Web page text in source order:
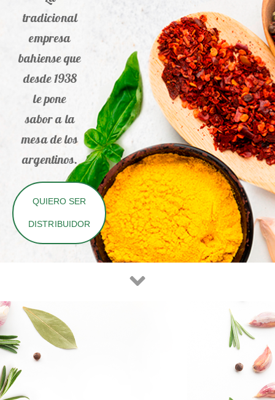
tradicional
empresa
bahiense que
desde 1938
le pone
sabor a la
mesa de los
argentinos.
QUIERO SER
DISTRIBUIDOR